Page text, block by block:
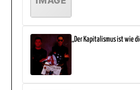
„Der Kapitalismus ist wie